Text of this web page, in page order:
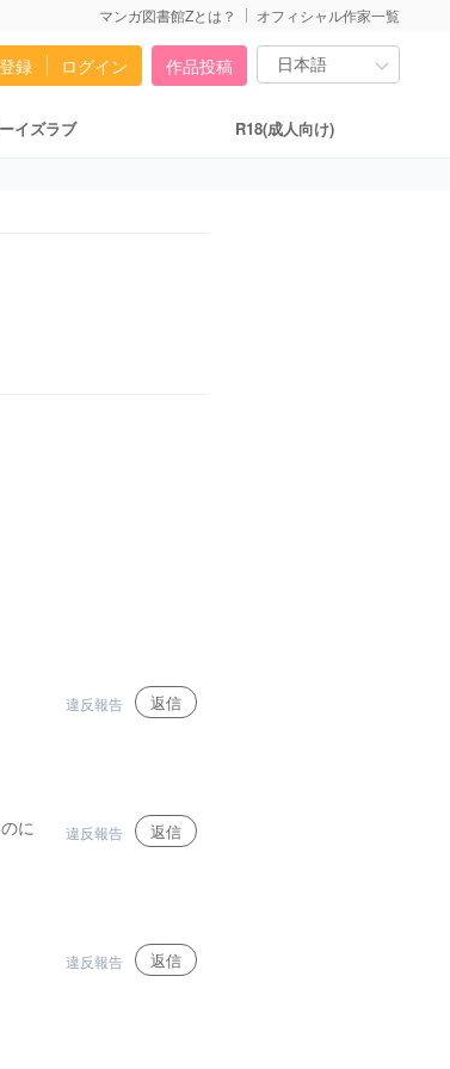
マンガ図書館Zとは？ オフィシャル作家一覧
録 ログイン 作品投稿
イズラブ R18(成人向け)
違反報告 返信
に
違反報告 返信
違反報告 返信